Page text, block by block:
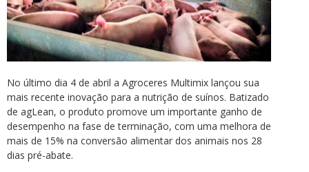
No último dia 4 de abril a Agroceres Multimix lançou sua
mais recente inovação para a nutrição de suínos. Batizado
de agLean, o produto promove um importante ganho de
desempenho na fase de terminação, com uma melhora de
mais de 15% na conversão alimentar dos animais nos 28
dias pré-abate.